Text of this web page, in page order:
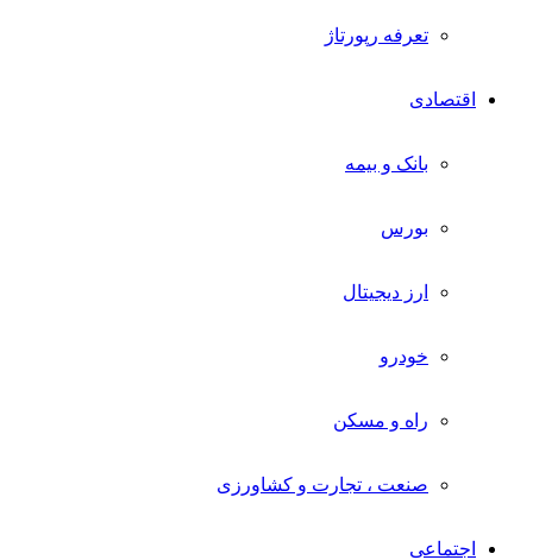
تعرفه رپورتاژ
اقتصادی
بانک و بیمه
بورس
ارز دیجیتال
خودرو
راه و مسکن
صنعت ، تجارت و کشاورزی
اجتماعی